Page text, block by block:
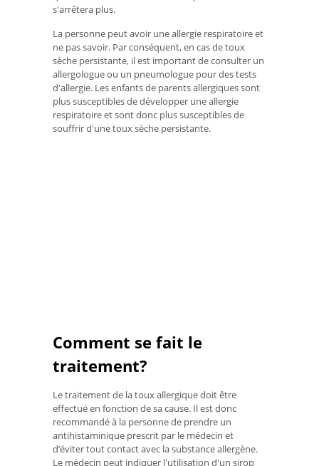
s'arrêtera plus.
La personne peut avoir une allergie respiratoire et
ne pas savoir. Par conséquent, en cas de toux
sèche persistante, il est important de consulter un
allergologue ou un pneumologue pour des tests
d'allergie. Les enfants de parents allergiques sont
plus susceptibles de développer une allergie
respiratoire et sont donc plus susceptibles de
souffrir d'une toux sèche persistante.
Comment se fait le
traitement?
Le traitement de la toux allergique doit être
effectué en fonction de sa cause. Il est donc
recommandé à la personne de prendre un
antihistaminique prescrit par le médecin et
d’éviter tout contact avec la substance allergène.
Le médecin peut indiquer l'utilisation d'un sirop